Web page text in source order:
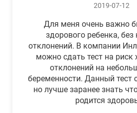
2019-07-12
Для меня очень важно
здорового ребенка, без
отклонений. В компании
можно сдать тест на
отклонений на
беременности. Данный тест
но лучше заранее знать
родится